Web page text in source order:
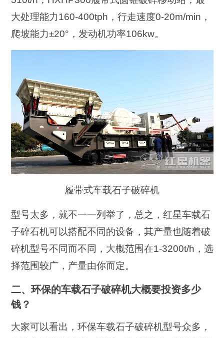
大处理能力160-400tph，行走速度0-20m/min，
爬坡能力±20°，发动机功率106kw。
履带式车载石子破碎机
型号太多，就不一一列举了，总之，红星车载石
子碎石机可以搭配不同的设备，其产量也随着破
碎机型号不同而不同，大概范围在1-3200t/h，选
择范围较广，产量由你而定。
二、环保的车载石子破碎机大概要投资多少
钱？
大家可以看出，环保车载石子破碎机型号众多，